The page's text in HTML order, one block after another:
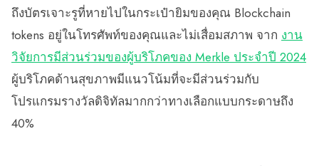
ถึงบัตรเจาะรูที่หายไปในกระเป๋ายิมของคุณ Blockchain
tokens อยู่ในโทรศัพท์ของคุณและไม่เสื่อมสภาพ จาก งาน
วิจัยการมีส่วนร่วมของผู้บริโภคของ Merkle ประจำปี 2024
ผู้บริโภคด้านสุขภาพมีแนวโน้มที่จะมีส่วนร่วมกับ
โปรแกรมรางวัลดิจิทัลมากกว่าทางเลือกแบบกระดาษถึง
40%